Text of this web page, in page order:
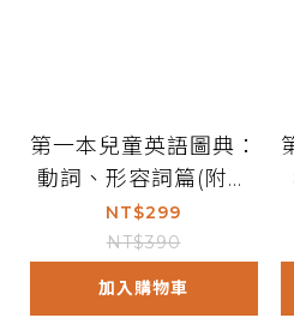
第一本兒童英語圖典：
動詞、形容詞篇(附M
P3 CD)
NT$299
NT$390
加入購物車